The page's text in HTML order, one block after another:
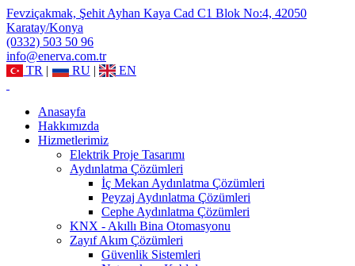
Fevziçakmak, Şehit Ayhan Kaya Cad C1 Blok No:4, 42050
Karatay/Konya
(0332) 503 50 96
info@enerva.com.tr
TR | RU | EN
Anasayfa
Hakkımızda
Hizmetlerimiz
Elektrik Proje Tasarımı
Aydınlatma Çözümleri
İç Mekan Aydınlatma Çözümleri
Peyzaj Aydınlatma Çözümleri
Cephe Aydınlatma Çözümleri
KNX - Akıllı Bina Otomasyonu
Zayıf Akım Çözümleri
Güvenlik Sistemleri